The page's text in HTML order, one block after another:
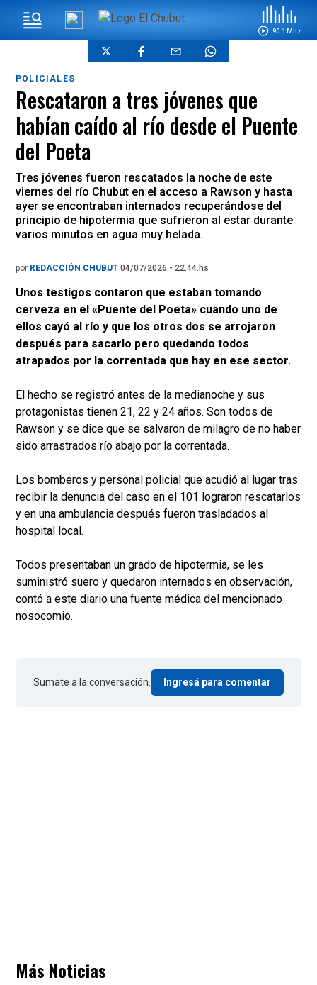
90.1 Mhz
POLICIALES
Rescataron a tres jóvenes que
habían caído al río desde el Puente
del Poeta
Tres jóvenes fueron rescatados la noche de este
viernes del río Chubut en el acceso a Rawson y hasta
ayer se encontraban internados recuperándose del
principio de hipotermia que sufrieron al estar durante
varios minutos en agua muy helada.
por REDACCIÓN CHUBUT 04/07/2026 - 22.44.hs
Unos testigos contaron que estaban tomando
cerveza en el «Puente del Poeta» cuando uno de
ellos cayó al río y que los otros dos se arrojaron
después para sacarlo pero quedando todos
atrapados por la correntada que hay en ese sector.
El hecho se registró antes de la medianoche y sus
protagonistas tienen 21, 22 y 24 años. Son todos de
Rawson y se dice que se salvaron de milagro de no haber
sido arrastrados río abajo por la correntada.
Los bomberos y personal policial que acudió al lugar tras
recibir la denuncia del caso en el 101 lograron rescatarlos
y en una ambulancia después fueron trasladados al
hospital local.
Todos presentaban un grado de hipotermia, se les
suministró suero y quedaron internados en observación,
contó a este diario una fuente médica del mencionado
nosocomio.
Sumate a la conversación. Ingresá para comentar
Más Noticias